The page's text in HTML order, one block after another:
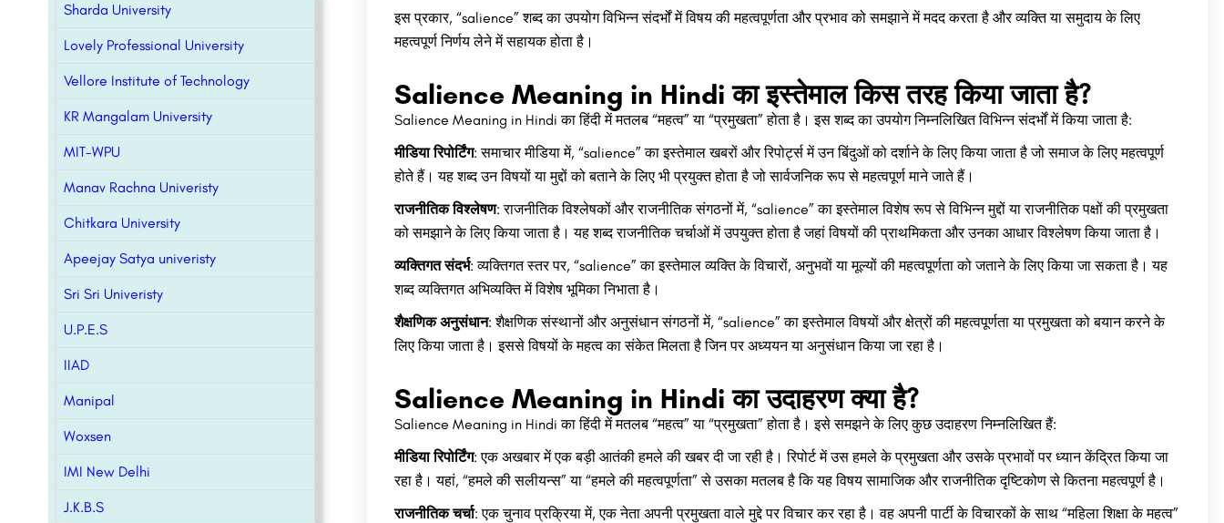
Sharda University
Lovely Professional University
Vellore Institute of Technology
KR Mangalam University
MIT-WPU
Manav Rachna Univeristy
Chitkara University
Apeejay Satya univeristy
Sri Sri Univeristy
U.P.E.S
IIAD
Manipal
Woxsen
IMI New Delhi
J.K.B.S
इस प्रकार, “salience” शब्द का उपयोग विभिन्न संदर्भों में विषय की महत्वपूर्णता और प्रभाव को समझाने में मदद करता है और व्यक्ति या समुदाय के लिए
महत्वपूर्ण निर्णय लेने में सहायक होता है।
Salience Meaning in Hindi का इस्तेमाल किस तरह किया जाता है?
Salience Meaning in Hindi का हिंदी में मतलब “महत्व” या “प्रमुखता” होता है। इस शब्द का उपयोग निम्नलिखित विभिन्न संदर्भों में किया जाता है:
मीडिया रिपोर्टिंग: समाचार मीडिया में, “salience” का इस्तेमाल खबरों और रिपोर्ट्स में उन बिंदुओं को दर्शाने के लिए किया जाता है जो समाज के लिए महत्वपूर्ण
होते हैं। यह शब्द उन विषयों या मुद्दों को बताने के लिए भी प्रयुक्त होता है जो सार्वजनिक रूप से महत्वपूर्ण माने जाते हैं।
राजनीतिक विश्लेषण: राजनीतिक विश्लेषकों और राजनीतिक संगठनों में, “salience” का इस्तेमाल विशेष रूप से विभिन्न मुद्दों या राजनीतिक पक्षों की प्रमुखता
को समझाने के लिए किया जाता है। यह शब्द राजनीतिक चर्चाओं में उपयुक्त होता है जहां विषयों की प्राथमिकता और उनका आधार विश्लेषण किया जाता है।
व्यक्तिगत संदर्भ: व्यक्तिगत स्तर पर, “salience” का इस्तेमाल व्यक्ति के विचारों, अनुभवों या मूल्यों की महत्वपूर्णता को जताने के लिए किया जा सकता है। यह
शब्द व्यक्तिगत अभिव्यक्ति में विशेष भूमिका निभाता है।
शैक्षणिक अनुसंधान: शैक्षणिक संस्थानों और अनुसंधान संगठनों में, “salience” का इस्तेमाल विषयों और क्षेत्रों की महत्वपूर्णता या प्रमुखता को बयान करने के
लिए किया जाता है। इससे विषयों के महत्व का संकेत मिलता है जिन पर अध्ययन या अनुसंधान किया जा रहा है।
Salience Meaning in Hindi का उदाहरण क्या है?
Salience Meaning in Hindi का हिंदी में मतलब “महत्व” या “प्रमुखता” होता है। इसे समझने के लिए कुछ उदाहरण निम्नलिखित हैं:
मीडिया रिपोर्टिंग: एक अखबार में एक बड़ी आतंकी हमले की खबर दी जा रही है। रिपोर्ट में उस हमले के प्रमुखता और उसके प्रभावों पर ध्यान केंद्रित किया जा
रहा है। यहां, “हमले की सलीयन्स” या “हमले की महत्वपूर्णता” से उसका मतलब है कि यह विषय सामाजिक और राजनीतिक दृष्टिकोण से कितना महत्वपूर्ण है।
राजनीतिक चर्चा: एक चुनाव प्रक्रिया में, एक नेता अपनी प्रमुखता वाले मुद्दे पर विचार कर रहा है। वह अपनी पार्टी के विचारकों के साथ “महिला शिक्षा के महत्व”